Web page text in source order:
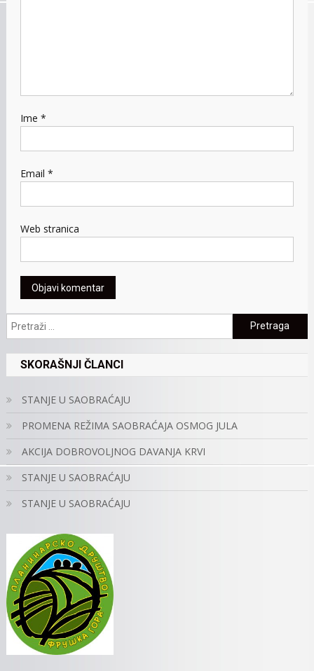
Ime *
Email *
Web stranica
Pretraga:
SKORAŠNJI ČLANCI
STANJE U SAOBRAĆAJU
PROMENA REŽIMA SAOBRAĆAJA OSMOG JULA
AKCIJA DOBROVOLJNOG DAVANJA KRVI
STANJE U SAOBRAĆAJU
STANJE U SAOBRAĆAJU